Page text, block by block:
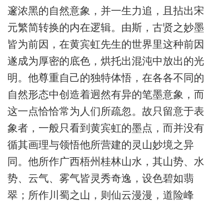
邃浓黑的自然意象，并一生力追，且拈出宋
元繁简转换的内在逻辑。由斯，古贤之妙墨
皆为前因，在黄宾虹先生的世界里这种前因
遂成为厚密的底色，烘托出混沌中放出的光
明。他尊重自己的独特体悟，在各各不同的
自然形态中创造着迥然有异的笔墨意象，而
这一点恰恰常为人们所疏忽。故只留意于表
象者，一般只看到黄宾虹的墨点，而并没有
循其画理与领悟他所营建的灵山妙境之异
同。他所作广西梧州桂林山水，其山势、水
势、云气、雾气皆灵秀奇逸，设色碧如翡
翠；所作川蜀之山，则仙云漫漫，道险峰